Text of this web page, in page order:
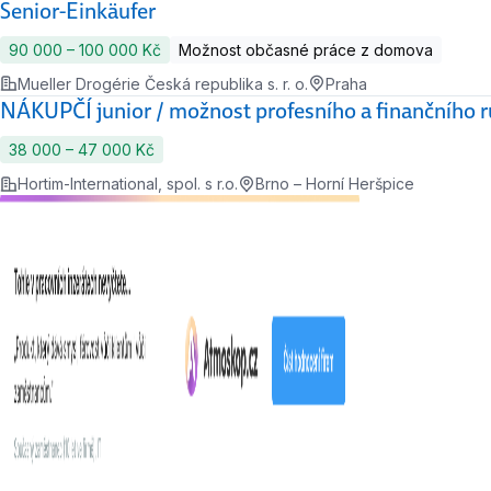
Senior-Einkäufer
90 000 ‍–‍ 100 000 Kč
Možnost občasné práce z domova
Mueller Drogérie Česká republika s. r. o.
Praha
NÁKUPČÍ junior / možnost profesního a finančního
38 000 ‍–‍ 47 000 Kč
Hortim-International, spol. s r.o.
Brno – Horní Heršpice